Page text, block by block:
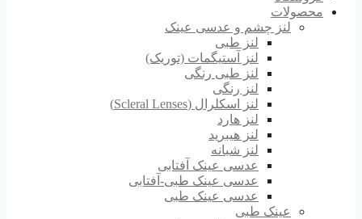
محصولات
لنز چشم و عدسی عینک
لنز طبی
لنز آستیگمات (توریک)
لنز طبی رنگی
لنز رنگی
لنز اسکلرال (Scleral Lenses)
لنز هارد
لنز هیبرید
لنز شبانه
عدسی عینک آفتابی
عدسی عینک طبی-آفتابی
عدسی عینک طبی
عینک طبی